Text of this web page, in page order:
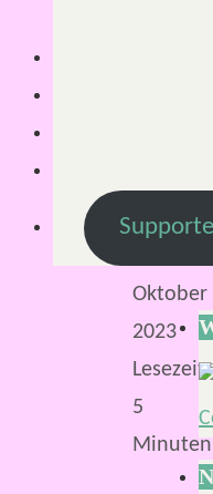
2023
Oktober
2023
Lesezeit:
5
Minuten